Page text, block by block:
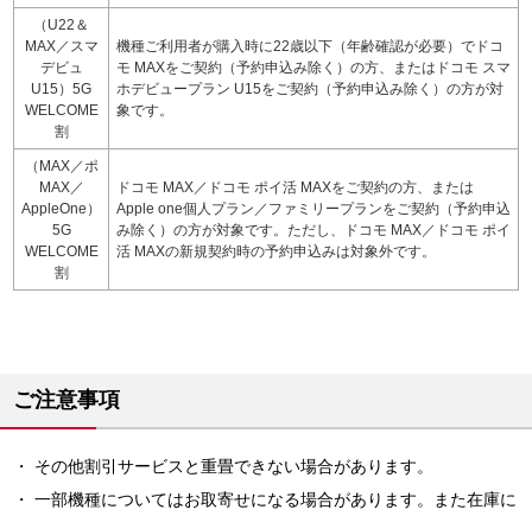
（U22＆
MAX／スマ
デビュ
U15）5G
WELCOME
割
機種ご利用者が購入時に22歳以下（年齢確認が必要）でドコ
モ MAXをご契約（予約申込み除く）の方、またはドコモ スマ
ホデビュープラン U15をご契約（予約申込み除く）の方が対
象です。
（MAX／ポ
MAX／
AppleOne）
5G
WELCOME
割
ドコモ MAX／ドコモ ポイ活 MAXをご契約の方、または
Apple one個人プラン／ファミリープランをご契約（予約申込
み除く）の方が対象です。ただし、ドコモ MAX／ドコモ ポイ
活 MAXの新規契約時の予約申込みは対象外です。
ご注意事項
その他割引サービスと重畳できない場合があります。
一部機種についてはお取寄せになる場合があります。また在庫に